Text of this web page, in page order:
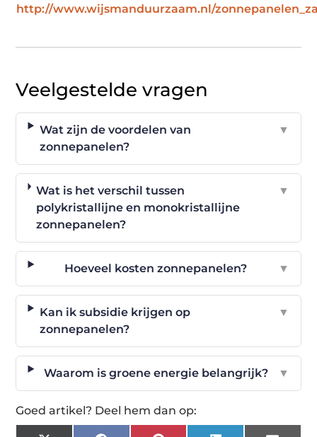
http://www.wijsmanduurzaam.nl/
Veelgestelde vragen
Wat zijn de voordelen van
zonnepanelen?
▼
Wat is het verschil tussen
polykristallijne en monokristallijne
zonnepanelen?
▼
Hoeveel kosten zonnepanelen? ▼
Kan ik subsidie krijgen op
zonnepanelen?
▼
Waarom is groene energie belangrijk? ▼
Goed artikel? Deel hem dan op: